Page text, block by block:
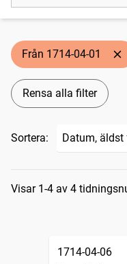
Från 1714-04-01
Rensa alla filter
Sortera:
Visar 1-4 av 4
1714-04-06